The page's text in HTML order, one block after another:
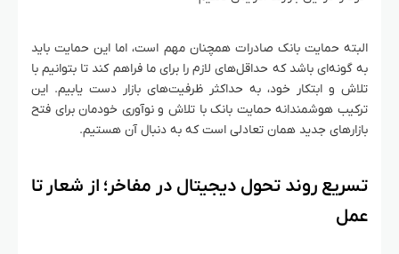
البته حمایت بانک صادرات همچنان مهم است، اما این حمایت باید
به گونه‌ای باشد که حداقل‌های لازم را برای ما فراهم کند تا بتوانیم با
تلاش و ابتکار خود، به حداکثر ظرفیت‌های بازار دست یابیم. این
ترکیب هوشمندانه حمایت بانک با تلاش و نوآوری خودمان برای فتح
بازارهای جدید همان تعادلی است که به دنبال آن هستیم.
تسریع روند تحول دیجیتال در مفاخر؛ از شعار تا
عمل